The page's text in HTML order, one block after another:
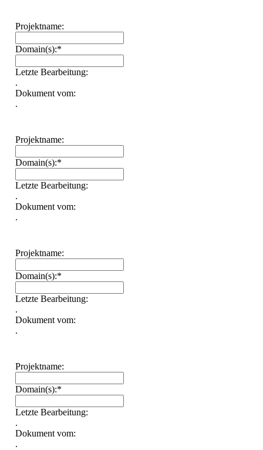
Projektname:
Domain(s):*
Letzte Bearbeitung:
.
Dokument vom:
.
Projektname:
Domain(s):*
Letzte Bearbeitung:
.
Dokument vom:
.
Projektname:
Domain(s):*
Letzte Bearbeitung:
.
Dokument vom:
.
Projektname:
Domain(s):*
Letzte Bearbeitung:
.
Dokument vom:
.